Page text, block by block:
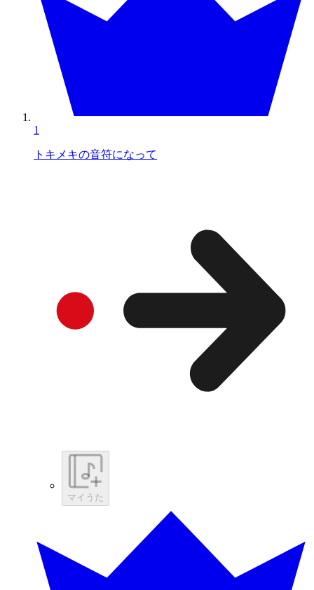
1
トキメキの音符になって
マイうた